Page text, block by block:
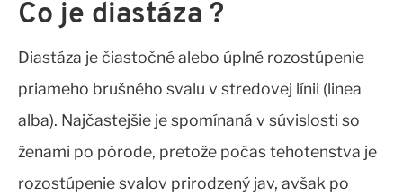
Čo je diastáza ?
Diastáza je čiastočné alebo úplné rozostúpenie
priameho brušného svalu v stredovej línii (linea
alba). Najčastejšie je spomínaná v súvislosti so
ženami po pôrode, pretože počas tehotenstva je
rozostúpenie svalov prirodzený jav, avšak po